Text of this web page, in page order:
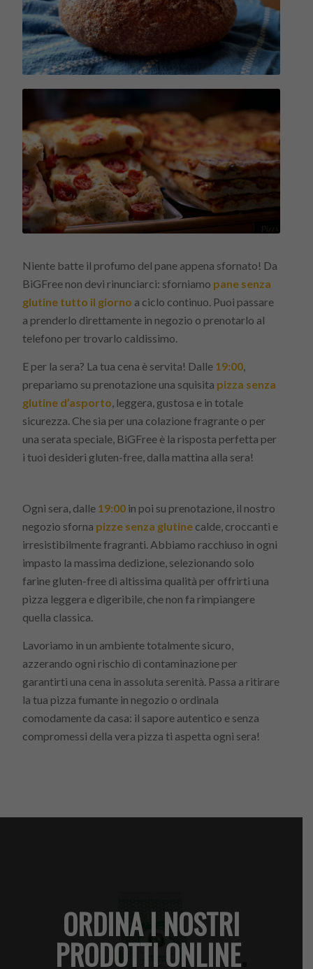
Niente batte il profumo del pane appena sfornato! Da
BiGFree non devi rinunciarci: sforniamo pane senza
glutine tutto il giorno a ciclo continuo. Puoi passare
a prenderlo direttamente in negozio o prenotarlo al
telefono per trovarlo caldissimo.
E per la sera? La tua cena è servita! Dalle 19:00,
prepariamo su prenotazione una squisita pizza senza
glutine d’asporto, leggera, gustosa e in totale
sicurezza. Che sia per una colazione fragrante o per
una serata speciale, BiGFree è la risposta perfetta per
i tuoi desideri gluten-free, dalla mattina alla sera!
Ogni sera, dalle 19:00 in poi su prenotazione, il nostro
negozio sforna pizze senza glutine calde, croccanti e
irresistibilmente fragranti. Abbiamo racchiuso in ogni
impasto la massima dedizione, selezionando solo
farine gluten-free di altissima qualità per offrirti una
pizza leggera e digeribile, che non fa rimpiangere
quella classica.
Lavoriamo in un ambiente totalmente sicuro,
azzerando ogni rischio di contaminazione per
garantirti una cena in assoluta serenità. Passa a ritirare
la tua pizza fumante in negozio o ordinala
comodamente da casa: il sapore autentico e senza
compromessi della vera pizza ti aspetta ogni sera!
ORDINA I NOSTRI
PRODOTTI ONLINE